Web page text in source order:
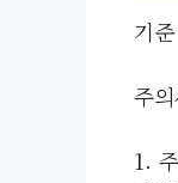
기
주
1.